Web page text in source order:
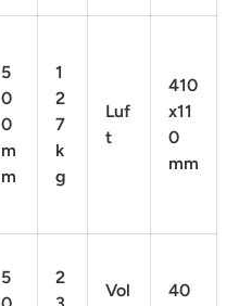
5
0
0
m
m
1
2
7
k
g
Luf
t
410
x11
0
mm
5
2
Vol
40